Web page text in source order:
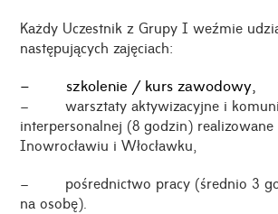
Każdy Uczestnik z Grupy I weźmie
następujących zajęciach:
– szkolenie / kurs zawodowy,
– warsztaty aktywizacyjne i
interpersonalnej (8 godzin) realizowane
Inowrocławiu i Włocławku,
– pośrednictwo pracy (średnio 3
na osobę).